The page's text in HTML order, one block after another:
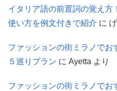
イタリア語の前置詞の覚え方
使い方を例文付きで紹介 に
ファッションの街ミラノで
５巡りプラン に Ayetta より
ファッションの街ミラノで